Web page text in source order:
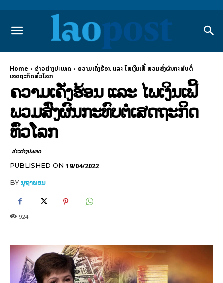
Home ຂ່າວຕ່າງປະເທດ
ຄວາມເຄັ່ງຮ້ອນ ແລະ ໄພເງິນເຟີ້ ພວມສົ່ງຜົນກະທົບຕໍ່
ເສດຖະກິດທົ່ວໂລກ
ຄວາມເຄັ່ງຮ້ອນ ແລະ ໄພເງິນເຟີ້
ພວມສົ່ງຜົນກະທົບຕໍ່ເສດຖະກິດ
ທົ່ວໂລກ
ຂ່າວຕ່າງປະເທດ
PUBLISHED ON 19/04/2022
BYນຸຖາພອນ
924